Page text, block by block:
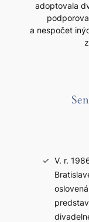
adoptovala
a nespočet
V. r.